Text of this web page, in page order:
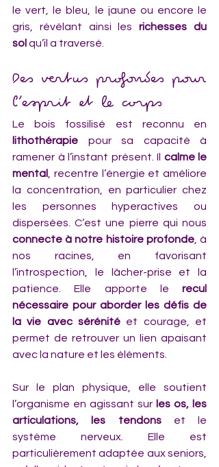
le vert, le bleu, le jaune ou encore le
gris, révélant ainsi les richesses du
sol qu’il a traversé.
Des vertus profondes pour
l’esprit et le corps
lithothérapie pour sa capacité à
ramener à l’instant présent. Il calme le
mental
, recentre l’énergie et améliore
la concentration, en particulier chez
les personnes hyperactives ou
connecte à notre histoire profonde, à
nos racines, en favorisant
l’introspection, le lâcher-prise et la
patience. Elle apporte le recul
nécessaire pour aborder les défis de
la vie avec sérénité et courage, et
permet de retrouver un lien apaisant
avec la nature et les éléments.
Sur le plan physique, elle soutient
l’organisme en agissant sur les os, les
articulations, les tendons et le
système nerveux. Elle est
particulièrement adaptée aux seniors,